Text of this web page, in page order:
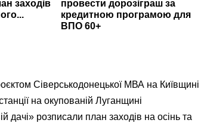
заходів
провести дорозіграш за
кредитною програмою для
ВПО 60+
Сіверськодонецької МВА на Київщині
на окупованій Луганщині
дачі» розписали план заходів на осінь та